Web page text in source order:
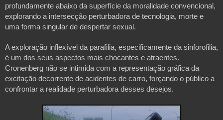
profundamente abaixo da superfície da moralidade convencional,
explorando a intersecção perturbadora de tecnologia, morte e
uma forma singular de despertar sexual.
A exploração inflexível da parafilia, especificamente da sinforofilia,
é um dos seus aspectos mais chocantes e atraentes.
Cronenberg não se intimida com a representação gráfica da
excitação decorrente de acidentes de carro, forçando o público a
confrontar a realidade perturbadora desses desejos.